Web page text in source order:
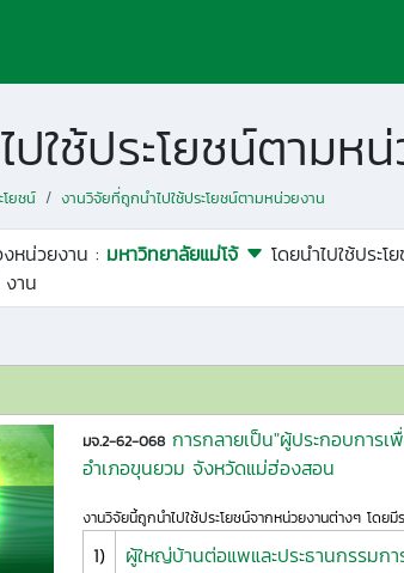
ใช้ประโยชน์ตามห
ยชน์ งานวิจัยที่ถูกนำไปใช้ประโยชน์ตามหน่วยงาน
หน่วยงาน : มหาวิทยาลัยแม่โจ้ โดยนำไปใช้ประ
งาน
มจ.2-62-068 การกลายเป็น"ผู้ประกอบการ
อำเภอขุนยวม จังหวัดแม่ฮ่องสอน
งานวิจัยนี้ถูกนำไปใช้ประโยชน์จากหน่วยงานต่างๆ โดยมี
1) ผู้ใหญ่บ้านต่อแพและประธานกรรมก